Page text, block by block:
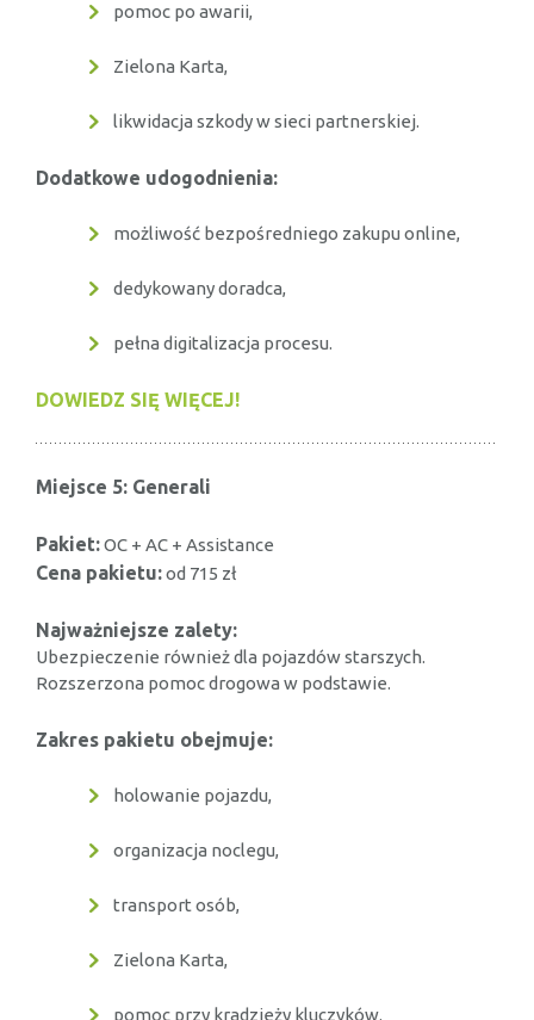
pomoc po awarii,
Zielona Karta,
likwidacja szkody w sieci partnerskiej.
Dodatkowe udogodnienia:
możliwość bezpośredniego zakupu online,
dedykowany doradca,
pełna digitalizacja procesu.
DOWIEDZ SIĘ WIĘCEJ!
Miejsce 5: Generali
Pakiet:OC + AC + Assistance
Cena pakietu:od 715 zł
Najważniejsze zalety:
Ubezpieczenie również dla pojazdów starszych.
Rozszerzona pomoc drogowa w podstawie.
Zakres pakietu obejmuje:
holowanie pojazdu,
organizacja noclegu,
transport osób,
Zielona Karta,
pomoc przy kradzieży kluczyków.